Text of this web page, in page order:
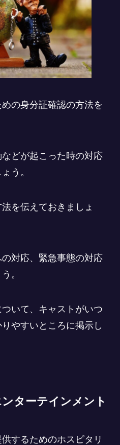
の身分証確認の方法を
どが起こった時の対応
う。
を伝えておきましょ
対応、緊急事態の対応
。
いて、キャストがいつ
やすいところに掲示し
ターテインメント
するためのホスピタリ